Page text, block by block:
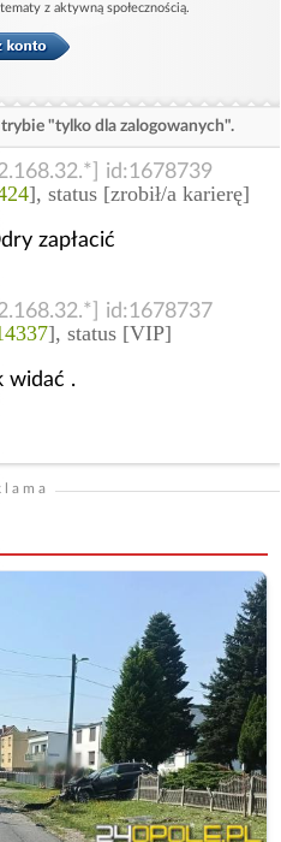
z aktywną społecznością.
"tylko dla zalogowanych".
id:1678739
], status [zrobił/a karierę]
zapłacić
id:1678737
], status [VIP]
widać .